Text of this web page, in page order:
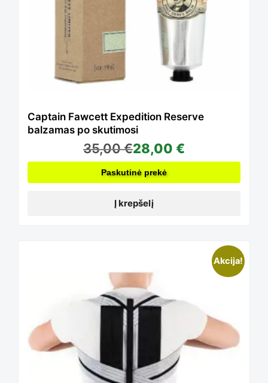
Captain Fawcett Expedition Reserve
balzamas po skutimosi
35,00€28,00 €
Paskutinė prekė
Į krepšelį
Akcija!